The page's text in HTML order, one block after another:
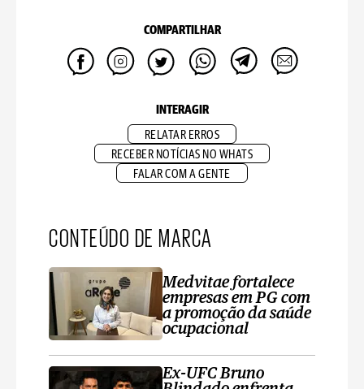
COMPARTILHAR
INTERAGIR
RELATAR ERROS
RECEBER NOTÍCIAS NO WHATS
FALAR COM A GENTE
CONTEÚDO DE MARCA
Medvitae fortalece
empresas em PG com
a promoção da saúde
ocupacional
Ex-UFC Bruno